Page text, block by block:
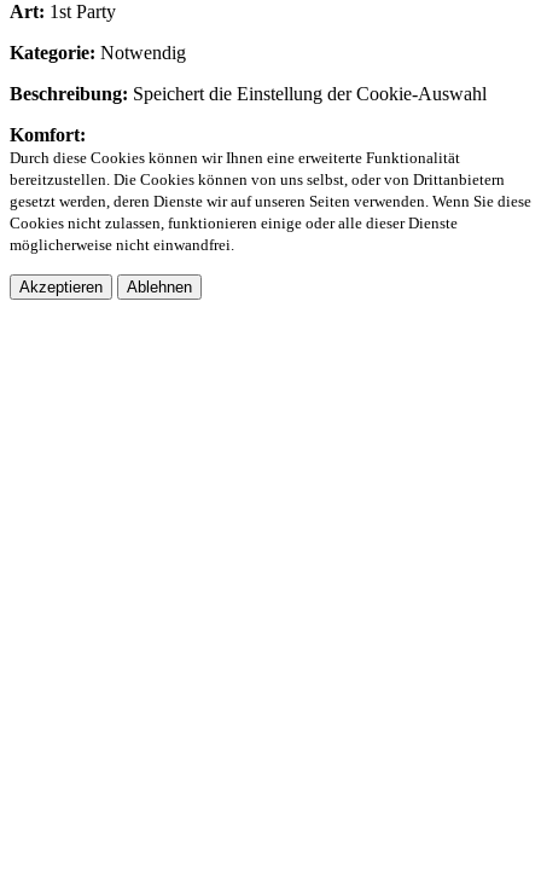
Art: 1st Party
Kategorie: Notwendig
Beschreibung: Speichert die Einstellung der Cookie-Auswahl
Komfort:
Durch diese Cookies können wir Ihnen eine erweiterte Funktionalität
bereitzustellen. Die Cookies können von uns selbst, oder von Drittanbietern
gesetzt werden, deren Dienste wir auf unseren Seiten verwenden. Wenn Sie diese
Cookies nicht zulassen, funktionieren einige oder alle dieser Dienste
möglicherweise nicht einwandfrei.
Akzeptieren Ablehnen